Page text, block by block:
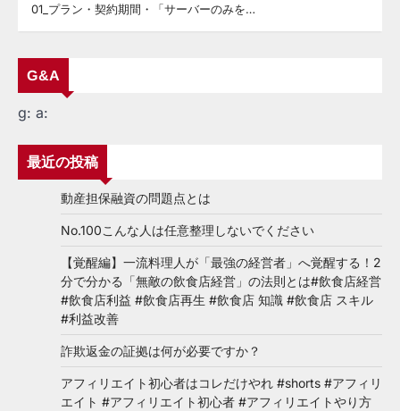
01_プラン・契約期間・「サーバーのみを…
G&A
g: a:
最近の投稿
動産担保融資の問題点とは
No.100こんな人は任意整理しないでください
【覚醒編】一流料理人が「最強の経営者」へ覚醒する！2
分で分かる「無敵の飲食店経営」の法則とは#飲食店経営
#飲食店利益 #飲食店再生 #飲食店 知識 #飲食店 スキル
#利益改善
詐欺返金の証拠は何が必要ですか？
アフィリエイト初心者はコレだけやれ #shorts #アフィリ
エイト #アフィリエイト初心者 #アフィリエイトやり方